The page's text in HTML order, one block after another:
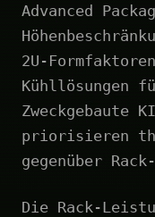
Advanced
2U-
Kühllösungen
Zweckgebaute
priorisieren
gegenüber
Die Rack-